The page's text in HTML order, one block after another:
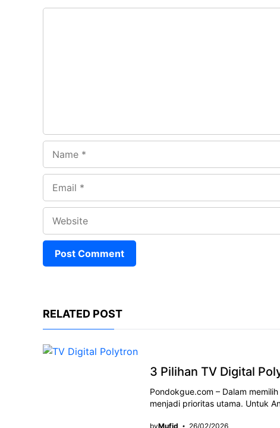
RELATED POST
3 Pilihan TV Digital
Pondokgue.com – Dalam
menjadi prioritas utama. Untuk
byMufid 26/02/2026